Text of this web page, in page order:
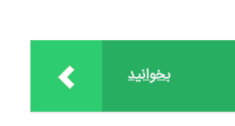
بخوانید